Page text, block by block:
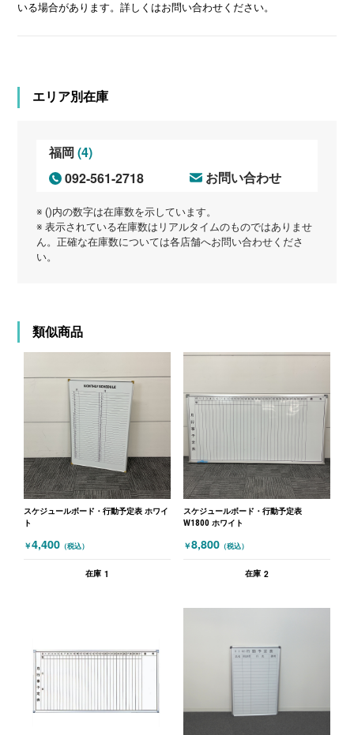
いる場合があります。詳しくはお問い合わせください。
エリア別在庫
福岡(4)
092-561-2718
お問い合わせ
※ ()内の数字は在庫数を示しています。
※ 表示されている在庫数はリアルタイムのものではありませ
ん。正確な在庫数については各店舗へお問い合わせくださ
い。
類似商品
スケジュールボード・行動予定表 ホワイ
ト
￥4,400 （税込）
在庫 1
スケジュールボード・行動予定表
W1800 ホワイト
￥8,800 （税込）
在庫 2